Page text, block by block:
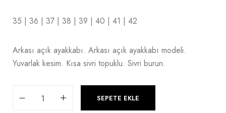
35 | 36 | 37 | 38 | 39 | 40 | 41 | 42
Arkası açık ayakkabı. Arkası açık ayakkabı modeli.
Yuvarlak kesim. Kısa sivri topuklu. Sivri burun.
SEPETE EKLE